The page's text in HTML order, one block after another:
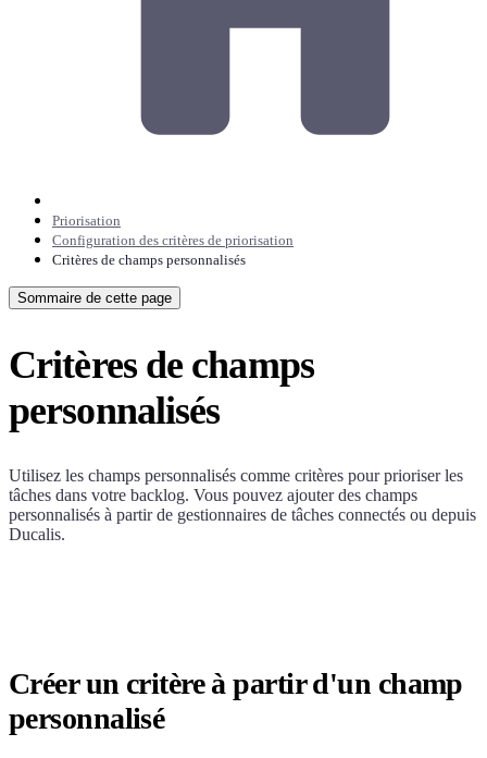
Priorisation
Configuration des critères de priorisation
Critères de champs personnalisés
Sommaire de cette page
Critères de champs
personnalisés
Utilisez les champs personnalisés comme critères pour prioriser les
tâches dans votre backlog. Vous pouvez ajouter des champs
personnalisés à partir de gestionnaires de tâches connectés ou depuis
Ducalis.
Créer un critère à partir d'un champ
personnalisé